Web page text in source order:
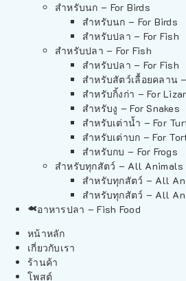
สำหรับนก – For Birds
สำหรับนก – For Birds
สำหรับปลา – For Fish
สำหรับปลา – For Fish
สำหรับปลา – For Fish
สำหรับสัตว์เลื้อยคลาน
สำหรับกิ้งก่า – For
สำหรับงู – For Snakes
สำหรับเต่าน้ำ – For
สำหรับเต่าบก – For
สำหรับกบ – For Frogs
สำหรับทุกสัตว์ – All Animals
สำหรับทุกสัตว์ – All
สำหรับทุกสัตว์ – All
อาหารปลา – Fish Food
หน้าหลัก
เกี่ยวกับเรา
ร้านค้า
โพสต์